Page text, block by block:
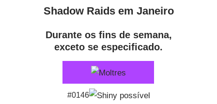
Shadow Raids em Janeiro
Durante os fins de semana,
exceto se especificado.
#0146